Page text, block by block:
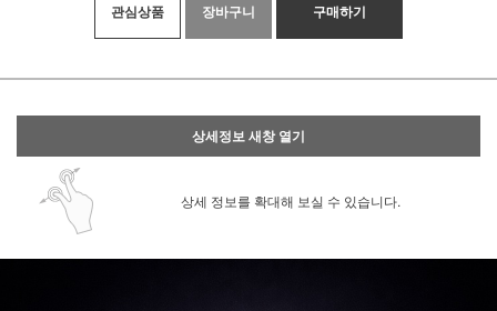
관심상품 장바구니 구매하기
상세정보 새창 열기
상세 정보를 확대해 보실 수 있습니다.